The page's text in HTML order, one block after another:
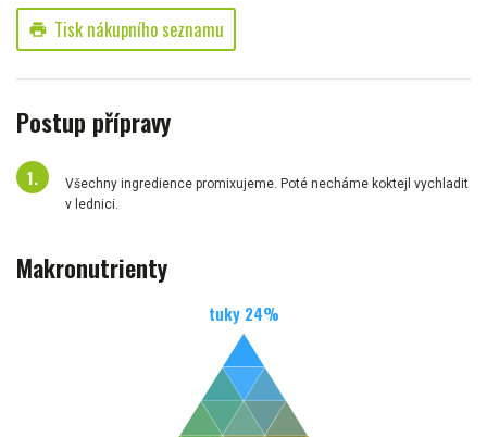
print Tisk nákupního seznamu
Postup přípravy
Všechny ingredience promixujeme. Poté necháme koktejl vychladit
v lednici.
Makronutrienty
tuky 24%